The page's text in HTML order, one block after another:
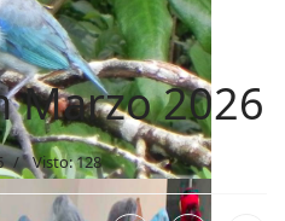
Marzo 2026
Visto: 128